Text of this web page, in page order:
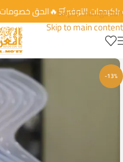
Skip to navigation
Skip to main content
التوفير🛒🔥الحق
-13%